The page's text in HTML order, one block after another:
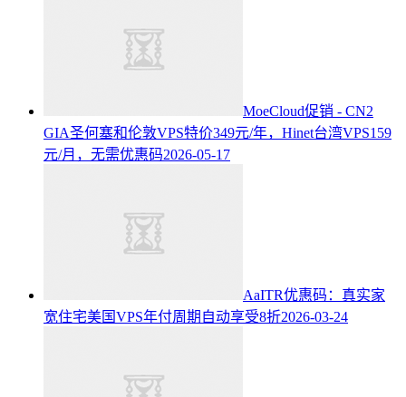
MoeCloud促销 - CN2
GIA圣何塞和伦敦VPS特价349元/年，Hinet台湾VPS159
元/月，无需优惠码2026-05-17
AaITR优惠码：真实家
宽住宅美国VPS年付周期自动享受8折2026-03-24